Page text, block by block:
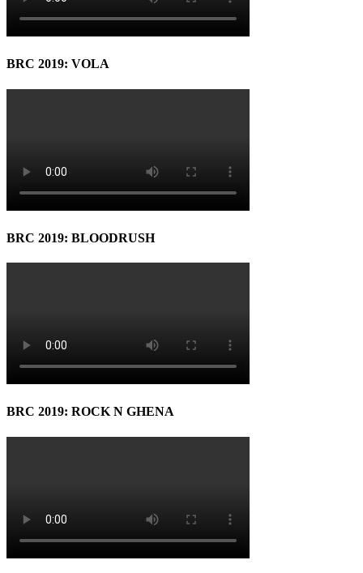
BRC 2019: VOLA
BRC 2019: BLOODRUSH
BRC 2019: ROCK N GHENA